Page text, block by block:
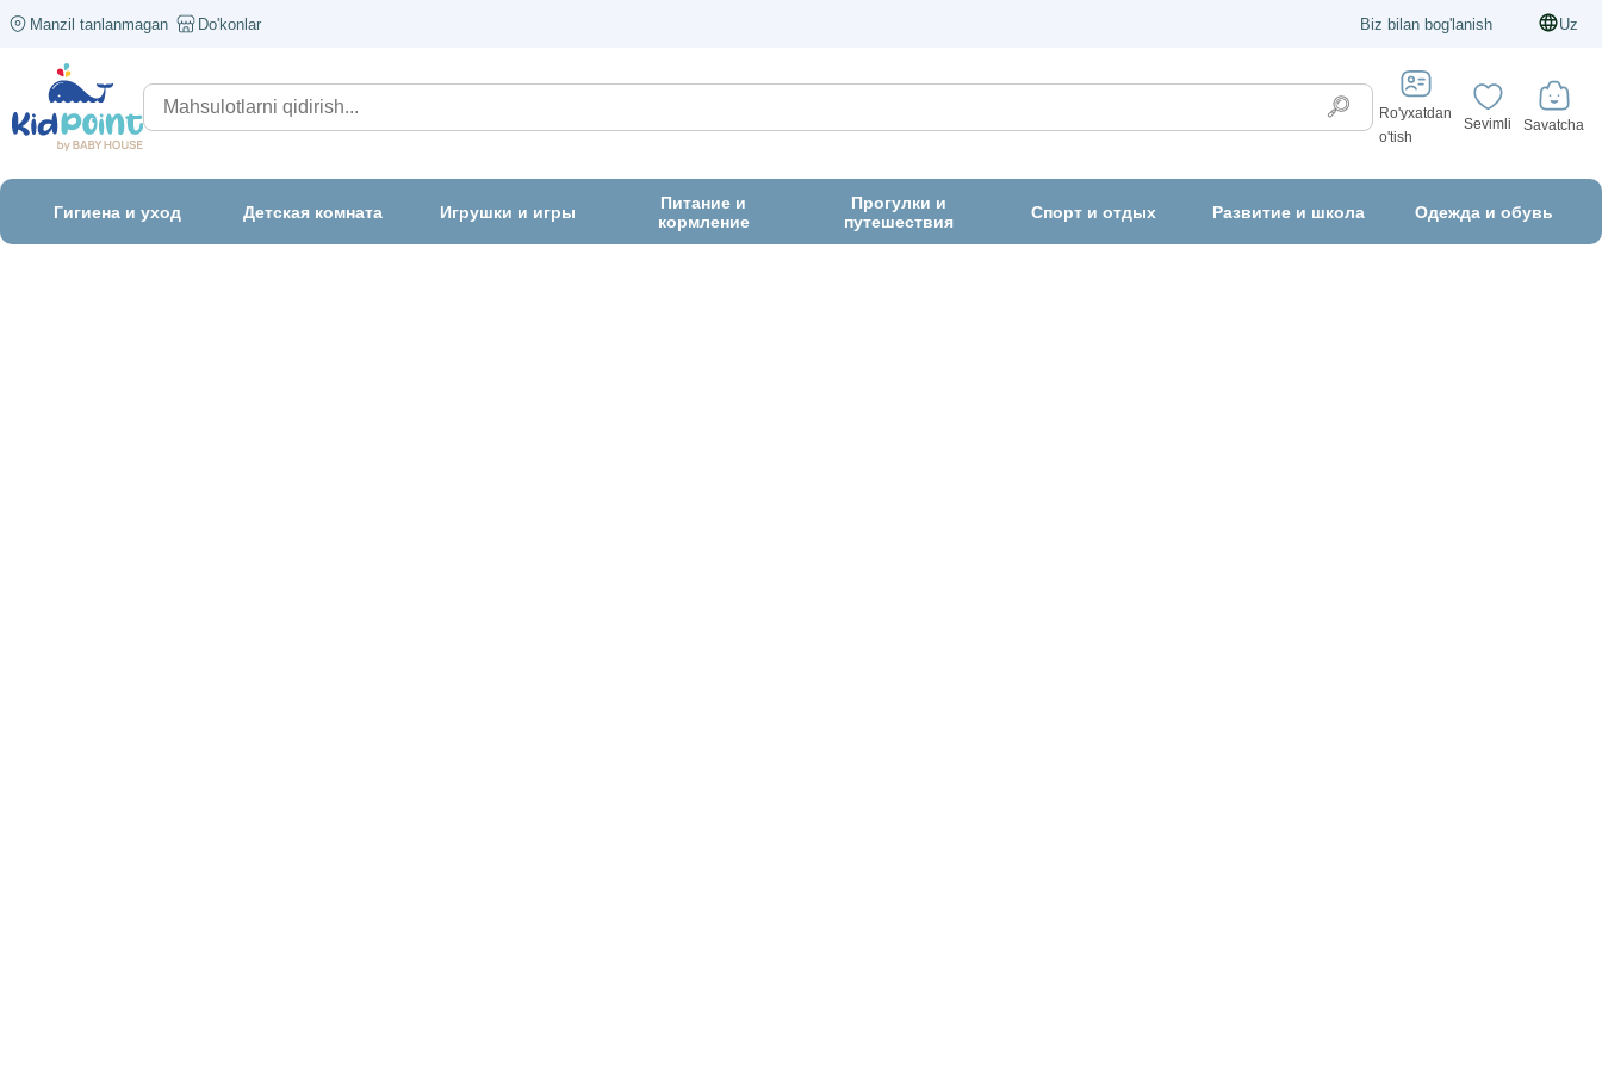
Manzil tanlanmagan Do'konlar Biz bilan bog'lanish Uz
Ro'yxatdan
o'tish
Sevimli Savatcha
Гигиена и уход Детская комната Игрушки и игры
Питание и
кормление
Прогулки и
путешествия
Спорт и отдых Развитие и школа Одежда и обувь